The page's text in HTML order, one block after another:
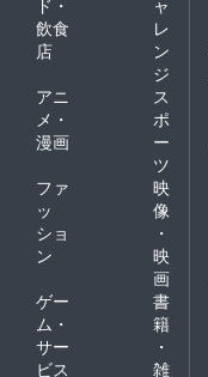
飲食
店
レ
ン
ジ
アニ
メ・
漫画
ス
ポ
ー
ツ
ファ
ッ
ショ
ン
映
像
・
映
画
ゲー
ム・
サー
ビス
書
籍
・
雑